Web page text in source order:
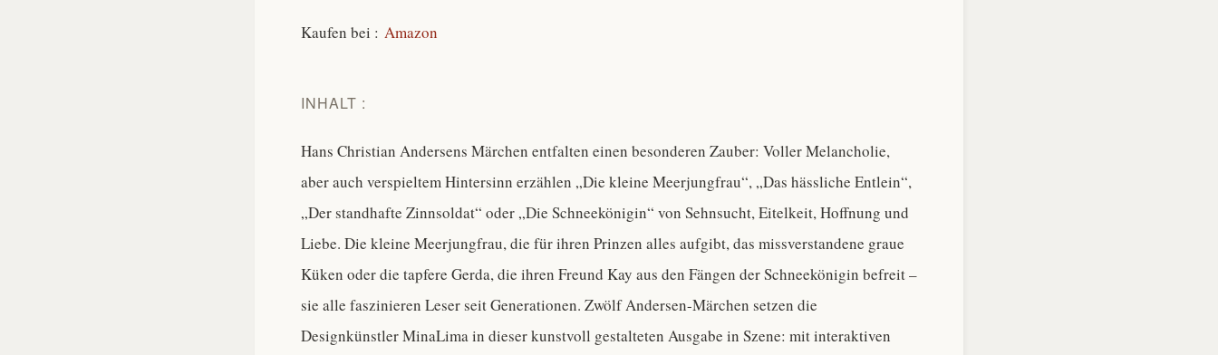
Kaufen bei : Amazon
INHALT :
Hans Christian Andersens Märchen entfalten einen besonderen Zauber: Voller Melancholie,
aber auch verspieltem Hintersinn erzählen „Die kleine Meerjungfrau“, „Das hässliche Entlein“,
„Der standhafte Zinnsoldat“ oder „Die Schneekönigin“ von Sehnsucht, Eitelkeit, Hoffnung und
Liebe. Die kleine Meerjungfrau, die für ihren Prinzen alles aufgibt, das missverstandene graue
Küken oder die tapfere Gerda, die ihren Freund Kay aus den Fängen der Schneekönigin befreit –
sie alle faszinieren Leser seit Generationen. Zwölf Andersen-Märchen setzen die
Designkünstler MinaLima in dieser kunstvoll gestalteten Ausgabe in Szene: mit interaktiven